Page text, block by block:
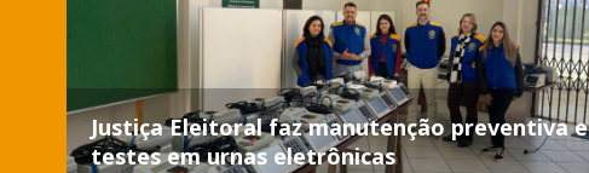
Justiça Eleitoral faz manutenção preventiva e
testes em urnas eletrônicas